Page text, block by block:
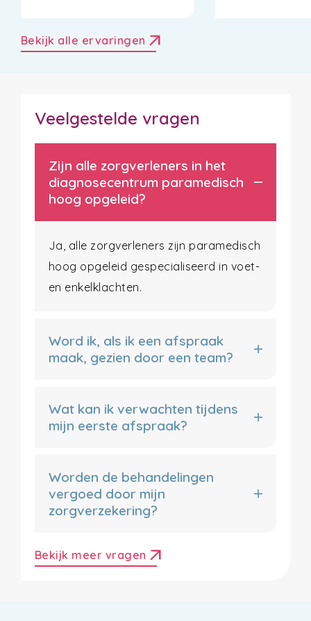
Bekijk alle ervaringen arrow_outward
Veelgestelde vragen
Zijn alle zorgverleners in het
diagnosecentrum paramedisch
hoog opgeleid?
Ja, alle zorgverleners zijn paramedisch
hoog opgeleid gespecialiseerd in voet-
en enkelklachten.
Word ik, als ik een afspraak
maak, gezien door een team?
Wat kan ik verwachten tijdens
mijn eerste afspraak?
Worden de behandelingen
vergoed door mijn
zorgverzekering?
Bekijk meer vragen arrow_outward